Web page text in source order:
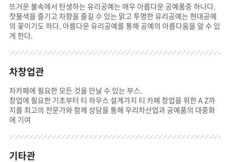
뜨거운 불속에서 탄생하는 유리공예는 매우 아름다운 공예품중 하나다.
찻물색을 즐기고 차향을 즐길 수 있는 맑고 투명한 유리공예는 현대공예
의 꽃이기도 하다. 아름다운 유리공예를 통해 공예의 아름다움을 알 수 있
게 한다.
차창업관
차카페에 필요한 모든 것을 만날 수 있는 부스.
창업에 필요한 기초부터 티 하우스 설계가지 티 카페 창업을 위한 A Z까
지를 최고의 전문가와 함께 상담을 통해 우리차산업과 공예품의 대중화
에 기여
기타관